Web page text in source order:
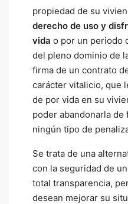
propiedad de su
derecho de uso y
vida o por un periodo
del pleno dominio de
firma de un contrato
carácter vitalicio, que
de por vida en su
poder abandonarla de
ningún tipo de
Se trata de una
con la seguridad de
total transparencia,
desean mejorar su